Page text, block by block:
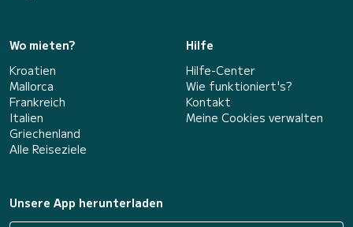
Wo mieten?
Kroatien
Mallorca
Frankreich
Italien
Griechenland
Alle Reiseziele
Hilfe
Hilfe-Center
Wie funktioniert's?
Kontakt
Meine Cookies verwalten
Unsere App herunterladen